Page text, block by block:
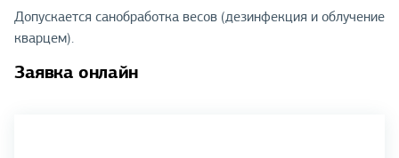
Допускается санобработка весов (дезинфекция и облучение
кварцем).
Заявка онлайн